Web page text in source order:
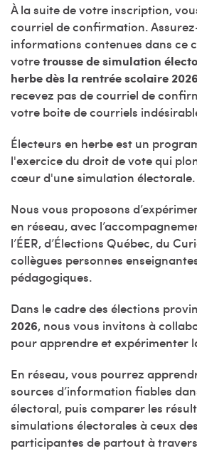
À la suite de votre inscription,
courriel de confirmation.
informations contenues dans ce
votretrousse de simulation
herbe dès la rentrée scolaire
recevez pas de courriel de
votre boite de courriels
Électeurs en herbe est un
l'exercice du droit de vote qui
cœur d'une simulation électorale.
Nous vous proposons
en réseau, avec
l’ÉER, d’Élections Québec, du
collègues personnes
pédagogiques.
Dans le cadre des élections
2026, nous vous invitons à
pour apprendre et expérimenter
En réseau, vous pourrez
sources d’information fiables
électoral, puis comparer les
simulations électorales à ceux
participantes de partout à